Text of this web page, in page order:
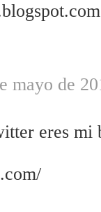
mayo de
eres